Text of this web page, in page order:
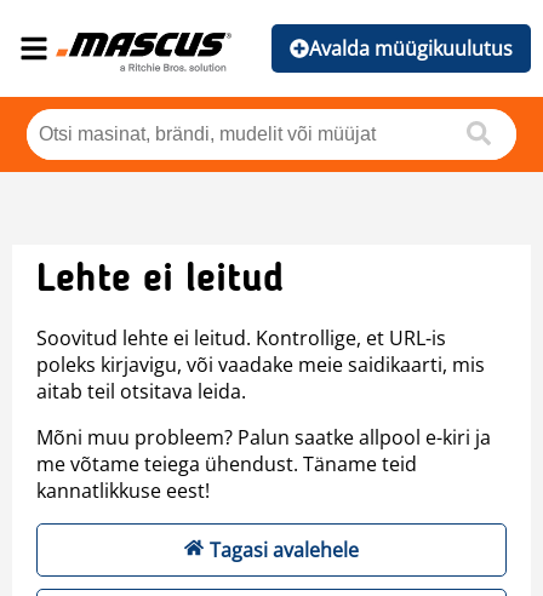
Avalda müügikuulutus
Lehte ei leitud
Soovitud lehte ei leitud. Kontrollige, et URL-is
poleks kirjavigu, või vaadake meie saidikaarti, mis
aitab teil otsitava leida.
Mõni muu probleem? Palun saatke allpool e-kiri ja
me võtame teiega ühendust. Täname teid
kannatlikkuse eest!
Tagasi avalehele